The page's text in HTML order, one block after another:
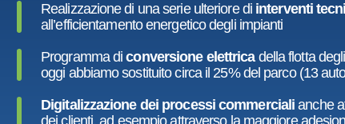
Realizzazione di una serie ulteriore di interventi
all’efficientamento energetico degli impianti
Programma diconversione elettricadella flotta
oggi abbiamo sostituito circa il 25% del parco (13
Digitalizzazione dei processi commercialianche
dei clienti, ad esempio attraverso la maggiore